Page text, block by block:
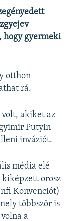
hogy gyermeki
otthon
rá.
volt, akiket az
Putyin
inváziót.
média elé
kiképzett orosz
Konvenciót)
többször is
a